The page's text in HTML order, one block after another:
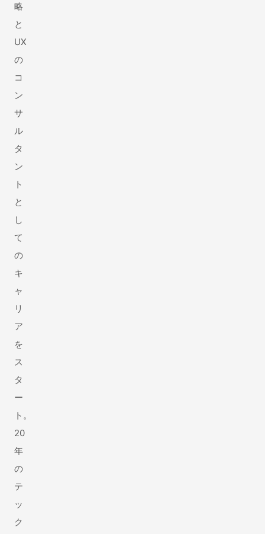
略
と
UX
の
コ
ン
サ
ル
タ
ン
ト
と
し
て
の
キ
ャ
リ
ア
を
ス
タ
ー
ト。
20
年
の
テ
ッ
ク